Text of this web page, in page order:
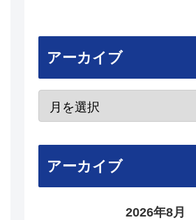
アーカイブ
アーカイブ
2026年8月